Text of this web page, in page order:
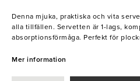
Denna mjuka, praktiska och vita
alla tillfällen. Servetten är 1-lags,
absorptionsförmåga. Perfekt för
Mer information